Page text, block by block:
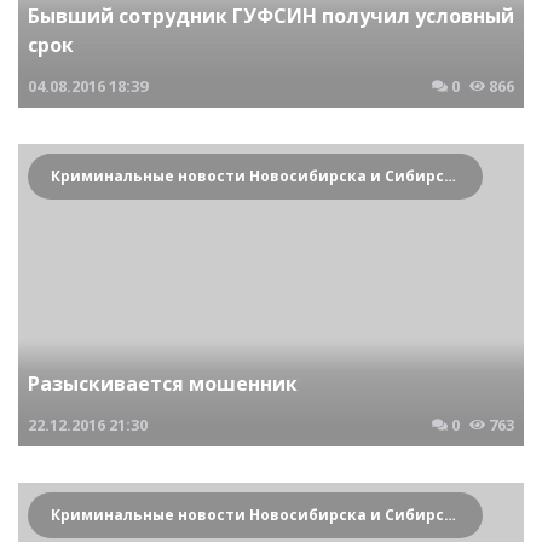
Бывший сотрудник ГУФСИН получил условный
срок
04.08.201618:39 0 866
Криминальные новости Новосибирска и Сибирского региона
Разыскивается мошенник
22.12.2016 21:30 0 763
Криминальные новости Новосибирска и Сибирского региона